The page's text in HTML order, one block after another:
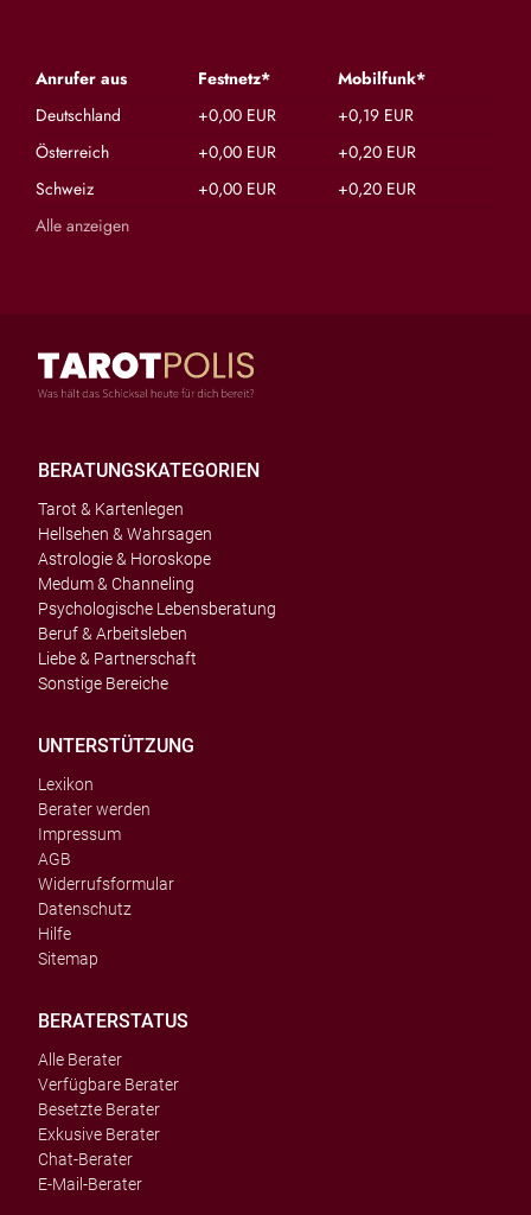
Anrufer aus Festnetz*
Mobilfunk*
Deutschland
+0,00 EUR
+0,19 EUR
Österreich
+0,00 EUR
+0,20 EUR
Schweiz
+0,00 EUR
+0,20 EUR
Alle anzeigen
BERATUNGSKATEGORIEN
Tarot & Kartenlegen
Hellsehen & Wahrsagen
Astrologie & Horoskope
Medum & Channeling
Psychologische Lebensberatung
Beruf & Arbeitsleben
Liebe & Partnerschaft
Sonstige Bereiche
UNTERSTÜTZUNG
Lexikon
Berater werden
Impressum
AGB
Widerrufsformular
Datenschutz
Hilfe
Sitemap
BERATERSTATUS
Alle Berater
Verfügbare Berater
Besetzte Berater
Exkusive Berater
Chat-Berater
E-Mail-Berater